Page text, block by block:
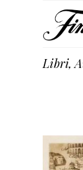
Libri,